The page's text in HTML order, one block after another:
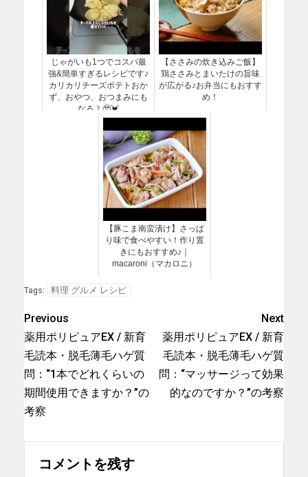
じゃがいも1つでコスパ最
強&簡単すぎるレシピです♪
カリカリチーズポテトおか
ず、おやつ、おつまみにも
なるよ🥹💓
【ささみの炊き込みご飯】
鶏ささみとまいたけの旨味
が広がる♪お弁当にもおすす
め！
【豚こま南蛮漬け】さっぱ
り味で食べやすい！作り置
きにもおすすめ♪｜
macaroni（マカロニ）
Tags: 料理 グルメ レシピ
Previous
薬用ポリピュアEX / 新育
毛読本・脱毛薄毛ハゲ質
問：“1本でどれくらいの
期間使用できますか？”の
考察
Next
薬用ポリピュアEX / 新育
毛読本・脱毛薄毛ハゲ質
問：“マッサージって効果
的なのですか？”の考察
コメントを残す